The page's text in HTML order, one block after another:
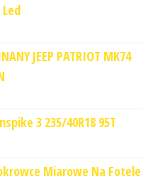
JEEP PATRIOT MK74
3 235/40R18 95T
Miarowe Na Fotele